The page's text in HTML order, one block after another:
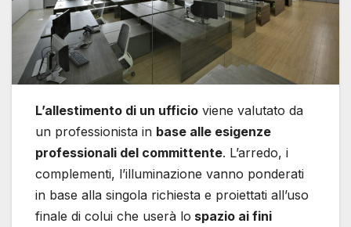
L’allestimento di un ufficio viene valutato da
un professionista in base alle esigenze
professionali del committente. L’arredo, i
complementi, l’illuminazione vanno ponderati
in base alla singola richiesta e proiettati all’uso
finale di colui che userà lo spazio ai fini